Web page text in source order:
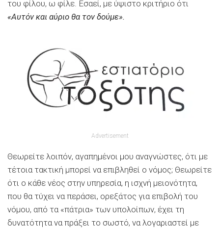
του φίλου, ω φίλε. Εσαεί, με ύψιστο κριτήριο ότι
«Αυτόν και αύριο θα τον δούμε».
Advertisement
Θεωρείτε λοιπόν, αγαπημένοι μου αναγνώστες, ότι με
τέτοια τακτική μπορεί να επιβληθεί ο νόμος; Θεωρείτε
ότι ο κάθε νέος στην υπηρεσία, η ισχνή μειονότητα,
που θα τύχει να περάσει, ορεξάτος για επιβολή του
νόμου, από τα «πάτρια» των υπολοίπων, έχει τη
δυνατότητα να πράξει το σωστό, να λογαριαστεί με